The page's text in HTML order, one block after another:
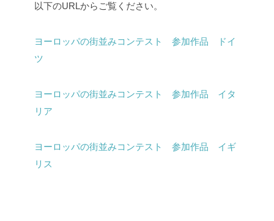
以下のURLからご覧ください。
ヨーロッパの街並みコンテスト 参加作品 ドイ
ツ
ヨーロッパの街並みコンテスト 参加作品 イタ
リア
ヨーロッパの街並みコンテスト 参加作品 イギ
リス